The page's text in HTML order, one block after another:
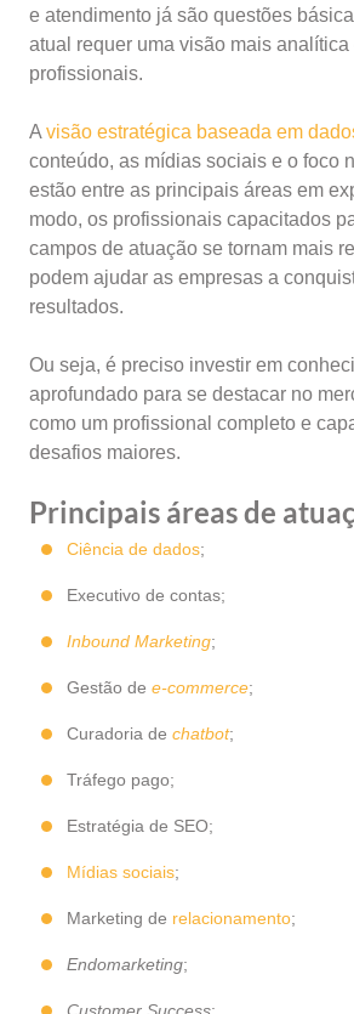
e atendimento já são questões
atual requer uma visão mais
profissionais.
A visão estratégica baseada em
conteúdo, as mídias sociais e o foco
estão entre as principais áreas em
modo, os profissionais capacitados
campos de atuação se tornam mais
podem ajudar as empresas a
resultados.
Ou seja, é preciso investir em
aprofundado para se destacar no
como um profissional completo e
desafios maiores.
Principais áreas de
Ciência de dados;
Executivo de contas;
Inbound Marketing;
Gestão de e-commerce;
Curadoria de chatbot;
Tráfego pago;
Estratégia de SEO;
Mídias sociais;
Marketing de relacionamento;
Endomarketing;